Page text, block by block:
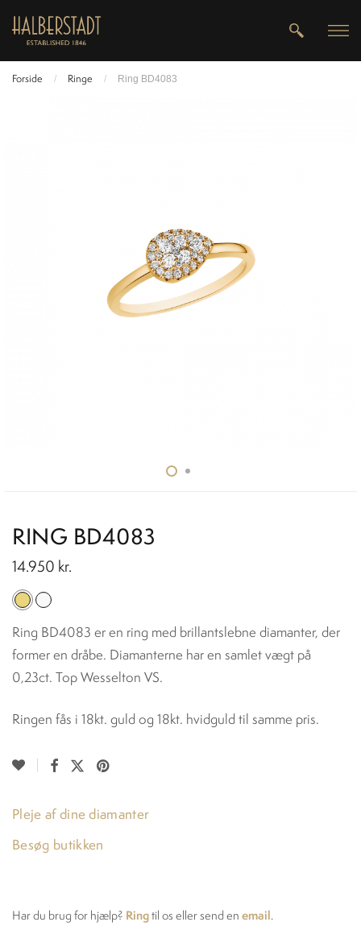
Forside / Ringe / Ring BD4083
RING BD4083
14.950 kr.
Ring BD4083 er en ring med brillantslebne diamanter, der
former en dråbe. Diamanterne har en samlet vægt på
0,23ct. Top Wesselton VS.
Ringen fås i 18kt. guld og 18kt. hvidguld til samme pris.
Pleje af dine diamanter
Besøg butikken
Har du brug for hjælp? Ringtil os eller send en email.